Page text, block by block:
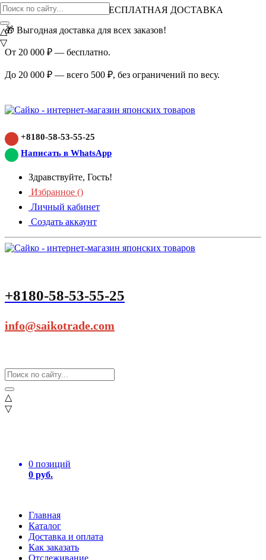
ВНИМАНИЕ АКЦИЯ!
БЕСПЛАТНАЯ ДОСТАВКА
🎁 Выгодная доставка для всех заказов!
От 20 000 ₽ — бесплатно.
До 20 000 ₽ — всего 500 ₽, без ограничений по весу.
+8180-58-53-55-25
Написать в WhatsApp
Здравствуйте, Гость!
Избранное ()
Личный кабинет
Создать аккаунт
+8180-58-53-55-25
info@saikotrade.com
△
▽
0 позиций
0 руб.
Главная
Каталог
Доставка и оплата
Как заказать
Отслеживание
△
▽